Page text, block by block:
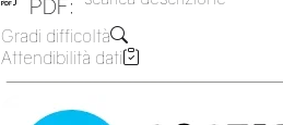
PDF:
Gradi difficoltà
Attendibilità dati